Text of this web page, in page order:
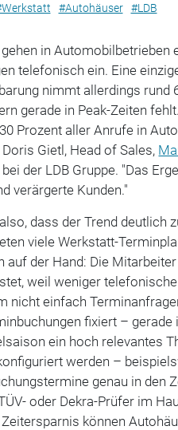
#Autohäuser #LDB
in Automobilbetrieben
telefonisch ein. Eine
nimmt allerdings rund
gerade in Peak-Zeiten
Prozent aller Anrufe in
Gietl, Head of Sales,
der LDB Gruppe. "Das
verärgerte Kunden."
dass der Trend deutlich
viele Werkstatt-
auf der Hand: Die
weil weniger
nicht einfach
fixiert – gerade
ein hoch relevantes
werden –
genau in den
oder Dekra-Prüfer im
können